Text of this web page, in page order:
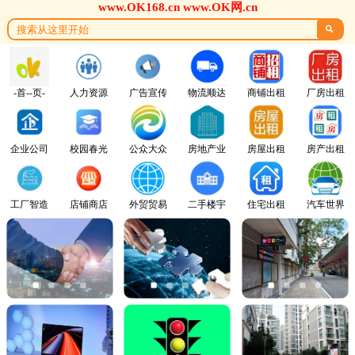
www.OK168.cn www.OK网.cn

-首--页-
企业公司
工厂智造
人力资源
校园春光
店铺商店
广告宣传
公众大众
外贸贸易
物流顺达
房地产业
二手楼宇
商铺出租
房屋出租
住宅出租
厂房出租
房产出租
汽车世界